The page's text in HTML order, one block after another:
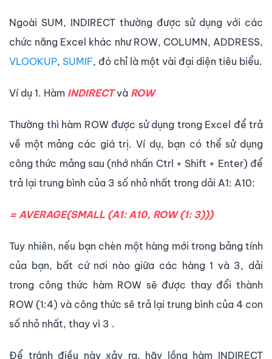
Ngoài SUM, INDIRECT thường được sử dụng với các
chức năng Excel khác như ROW, COLUMN, ADDRESS,
VLOOKUP, SUMIF, đó chỉ là một vài đại diện tiêu biểu.
Ví dụ 1. Hàm INDIRECTvà ROW
Thường thì hàm ROW được sử dụng trong Excel để trả
về một mảng các giá trị. Ví dụ, bạn có thể sử dụng
công thức mảng sau (nhớ nhấn Ctrl + Shift + Enter) để
trả lại trung bình của 3 số nhỏ nhất trong dải A1: A10:
= AVERAGE(SMALL (A1: A10, ROW (1: 3)))
Tuy nhiên, nếu bạn chèn một hàng mới trong bảng tính
của bạn, bất cứ nơi nào giữa các hàng 1 và 3, dải
trong công thức hàm ROW sẽ được thay đổi thành
ROW (1:4) và công thức sẽ trả lại trung bình của 4 con
số nhỏ nhất, thay vì 3 .
Để tránh điều này xảy ra, hãy lồng hàm INDIRECT